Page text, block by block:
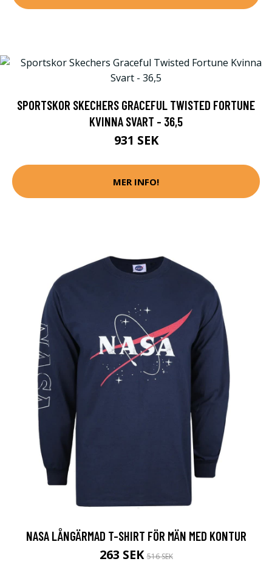
SPORTSKOR SKECHERS GRACEFUL TWISTED FORTUNE
KVINNA SVART - 36,5
931 SEK
MER INFO!
NASA LÅNGÄRMAD T-SHIRT FÖR MÄN MED KONTUR
263 SEK516 SEK